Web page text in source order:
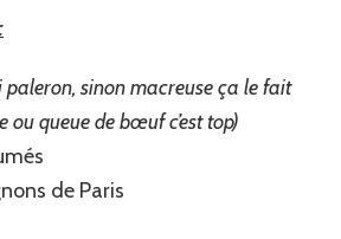
paleron, sinon macreuse ça le fait
queue de bœuf c’est top)
de Paris